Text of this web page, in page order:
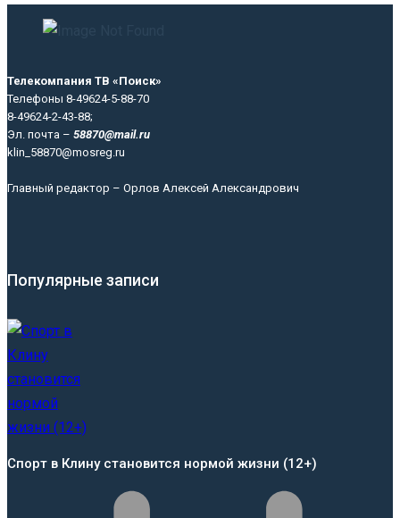
Телекомпания ТВ «Поиск»
Телефоны 8-49624-5-88-70
8-49624-2-43-88;
Эл. почта – 58870@mail.ru
klin_58870@mosreg.ru
Главный редактор – Орлов Алексей Александрович
Популярные записи
Спорт в Клину становится нормой жизни (12+)